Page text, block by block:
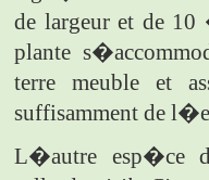
de largeur et de
plante
terre meuble et
suffisamment de
L�autre esp�ce